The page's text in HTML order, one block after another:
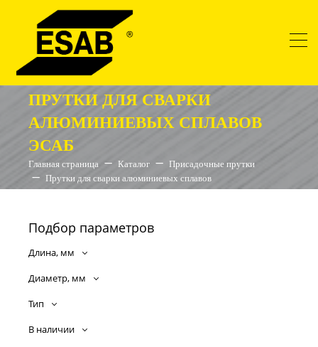
ПРУТКИ ДЛЯ СВАРКИ
АЛЮМИНИЕВЫХ СПЛАВОВ
ЭСАБ
Главная страница Каталог
Присадочные прутки
Прутки для сварки алюминиевых сплавов
Подбор параметров
Длина, мм
Диаметр, мм
Тип
В наличии